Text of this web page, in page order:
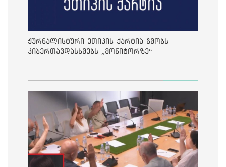
ჟურნალისტური ეთიკის ქარტია გმობს
კიბერთავდასხმებს „მონიტორზე“